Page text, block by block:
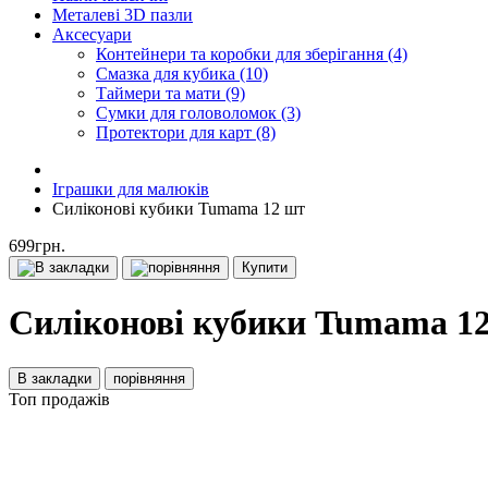
Металеві 3D пазли
Аксесуари
Контейнери та коробки для зберігання (4)
Смазка для кубика (10)
Таймери та мати (9)
Сумки для головоломок (3)
Протектори для карт (8)
Іграшки для малюків
Силіконові кубики Tumama 12 шт
699грн.
Купити
Силіконові кубики Tumama
В закладки порівняння
Топ продажів